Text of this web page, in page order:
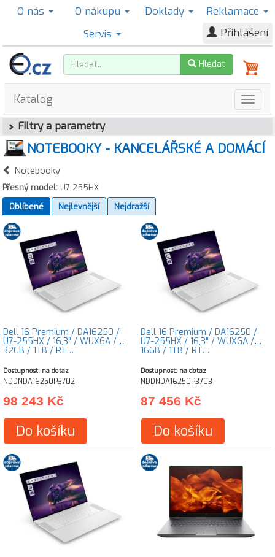
O nás O nákupu Doklady
Reklamace
Servis
Přihlášení
Hledat
Katalog
Filtry a parametry
NOTEBOOKY - KANCELÁŘSKÉ A DOMÁCÍ
Notebooky
Přesný model: U7-255HX
Oblíbené
Nejlevnější Nejdražší
Dell 16 Premium / DA16250 /
U7-255HX / 16,3" / WUXGA /
32GB / 1TB / RT…
Dostupnost: na dotaz
NDDNDA16250P3702
98 243 Kč
Do košíku
Dell 16 Premium / DA16250 /
U7-255HX / 16,3" / WUXGA /
16GB / 1TB / RT…
Dostupnost: na dotaz
NDDNDA16250P3703
87 456 Kč
Do košíku